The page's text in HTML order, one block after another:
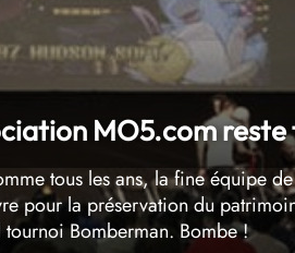
MO5.com
tous les ans, la fine équipe
pour la préservation du
Bomberman. Bombe !